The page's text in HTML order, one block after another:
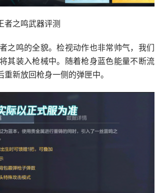
之鸣武器评测
之鸣的全貌。检视动作也非常帅气，我们
其装入枪械中。随着枪身蓝色能量不断流
新放回枪身一侧的弹匣中。